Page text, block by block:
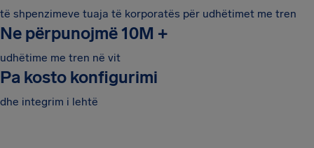
të shpenzimeve tuaja të korporatës për udhëtimet me tren
Ne përpunojmë 10M +
udhëtime me tren në vit
Pa kosto konfigurimi
dhe integrim i lehtë